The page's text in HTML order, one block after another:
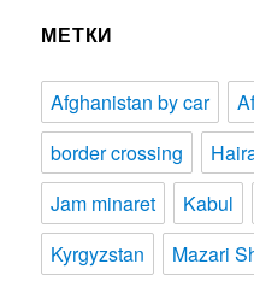
МЕТКИ
Afghanistan by car
border crossing
Jam minaret
Kabul
Kyrgyzstan
Mazari